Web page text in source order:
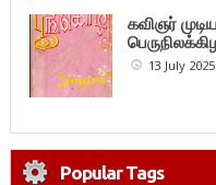
கவிஞர்
13 July 2025
Popular Tags